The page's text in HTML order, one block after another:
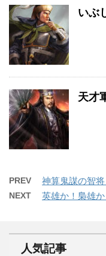
いぶ
天才
PREV 神算鬼謀の智
NEXT 英雄か！梟雄
人気記事